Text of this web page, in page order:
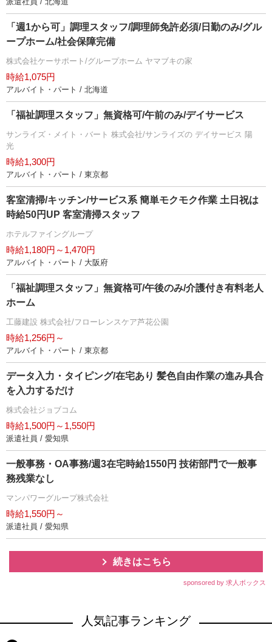
「週1から可」調理スタッフ/調理師免許必須/日勤のみ/グル
ープホーム/社会保障完備
株式会社ケーサポート/グループホーム ヤマブキの家
時給1,075円
アルバイト・パート / 北海道
「福祉調理スタッフ」無資格可/午前のみ/デイサービス
サンライズ・メイト・バート 株式会社/サンライズの デイサービス 陽
光
時給1,300円
アルバイト・パート / 東京都
客室清掃/キッチン/サービス系 簡単モクモク作業 土日祝は
時給50円UP 客室清掃スタッフ
ホテルファイングループ
時給1,180円～1,470円
アルバイト・パート / 大阪府
「福祉調理スタッフ」無資格可/午後のみ/介護付き有料老人
ホーム
工藤建設 株式会社/フローレンスケア芦花公園
時給1,256円～
アルバイト・パート / 東京都
データ入力・タイピング/在宅あり 髪色自由作業の進み具合
を入力するだけ
株式会社ジョブコム
時給1,500円～1,550円
派遣社員 / 愛知県
一般事務・OA事務/週3在宅時給1550円 技術部門で一般事
務残業なし
マンパワーグループ株式会社
時給1,550円～
派遣社員 / 愛知県
続きはこちら
sponsored by 求人ボックス
人気記事ランキング